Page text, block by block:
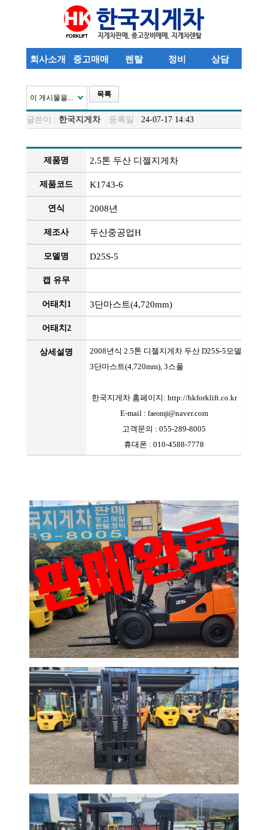
회사소개 중고매매 렌탈 정비 상담
이 게시물을... 목록
글쓴이 : 한국지게차 등록일 : 24-07-17 14:43
제품명 2.5톤 두산 디젤지게차
제품코드 K1743-6
연식 2008년
제조사 두산중공업H
모델명 D25S-5
캡 유무
어태치1 3단마스트(4,720mm)
어태치2
상세설명
2008년식 2.5톤 디젤지게차 두산 D25S-5모델
3단마스트(4,720mm), 3스풀
한국지게차 홈페이지: http://hkforklift.co.kr
E-mail : faeomji@naver.com
고객문의 : 055-289-8005
휴대폰 : 010-4588-7778